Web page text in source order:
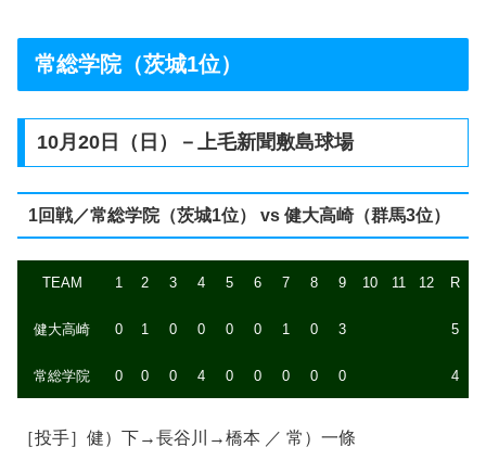
常総学院（茨城1位）
10月20日（日）－上毛新聞敷島球場
1回戦／常総学院（茨城1位） vs 健大高崎（群馬3位）
TEAM 1 2 3 4 5 6 7 8 9 10 11 12 R
健大高崎 0 1 0 0 0 0 1 0 3 5
常総学院 0 0 0 4 0 0 0 0 0 4
［投手］健）下→長谷川→橋本 ／ 常）一條